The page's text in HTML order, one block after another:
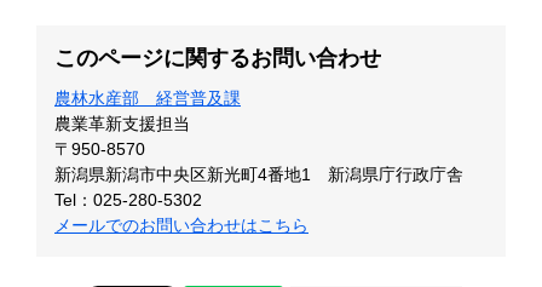
このページに関するお問い合わせ
農林水産部 経営普及課
農業革新支援担当
〒950-8570
新潟県新潟市中央区新光町4番地1 新潟県庁行政庁舎
Tel：025-280-5302
メールでのお問い合わせはこちら